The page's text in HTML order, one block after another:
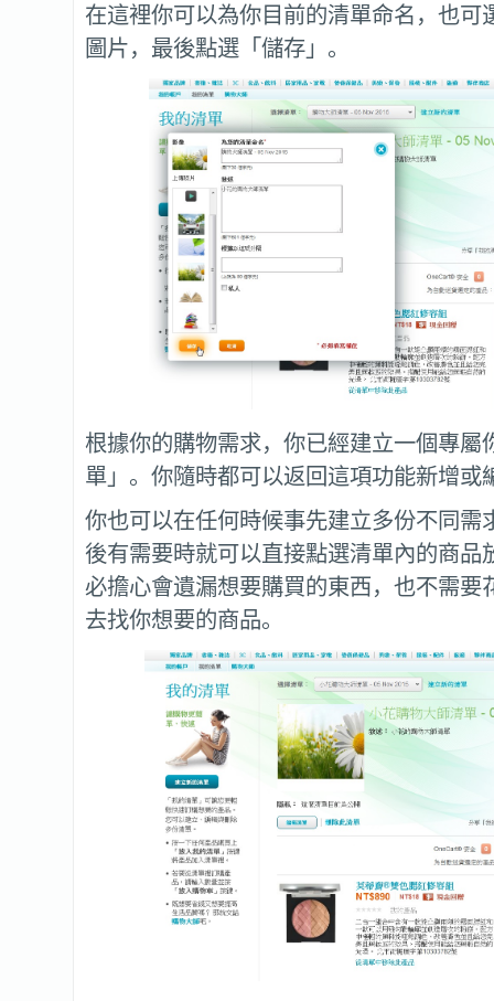
在這裡你可以為你目前的清單命名，也可
圖片，最後點選「儲存」。
根據你的購物需求，你已經建立一個專屬
單」。你隨時都可以返回這項功能新增或
你也可以在任何時候事先建立多份不同需
後有需要時就可以直接點選清單內的商品
必擔心會遺漏想要購買的東西，也不需要
去找你想要的商品。